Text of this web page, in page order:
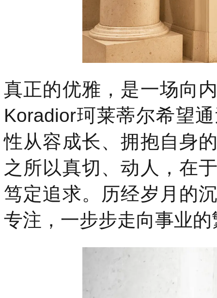
真正的优雅，是一场向
Koradior珂莱蒂尔希望
性从容成长、拥抱自身
之所以真切、动人，在
笃定追求。历经岁月的
专注，一步步走向事业